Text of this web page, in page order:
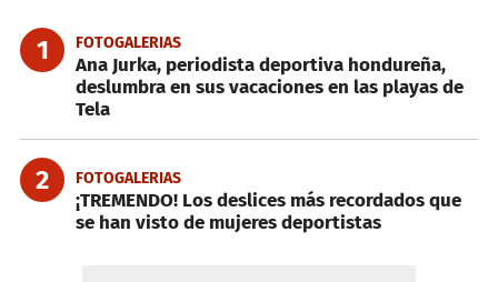
1 FOTOGALERIAS
Ana Jurka, periodista deportiva hondureña,
deslumbra en sus vacaciones en las playas de
Tela
2 FOTOGALERIAS
¡TREMENDO! Los deslices más recordados que
se han visto de mujeres deportistas